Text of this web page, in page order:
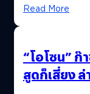
Read More
“โอโซน”
สูดก็เสี่ยง ล่